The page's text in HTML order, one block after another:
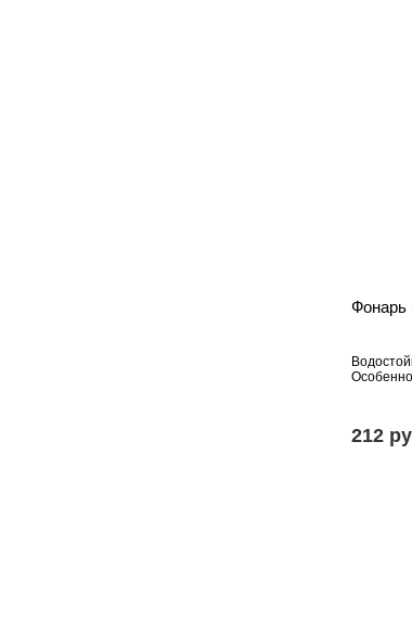
Фонарь
212